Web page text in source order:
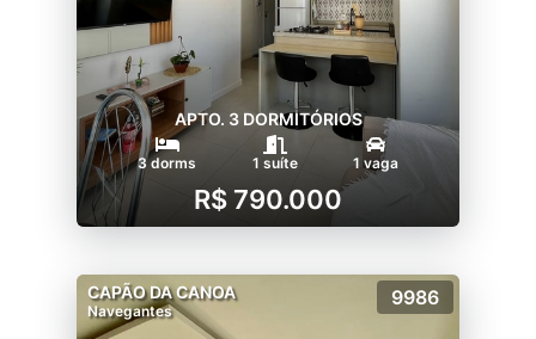
APTO. 3 DORMITÓRIOS
3 dorms 1 suíte 1 vaga
R$ 790.000
CAPÃO DA CANOA
Navegantes
9986